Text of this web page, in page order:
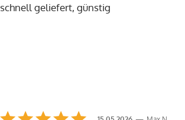
schnell geliefert, günstig